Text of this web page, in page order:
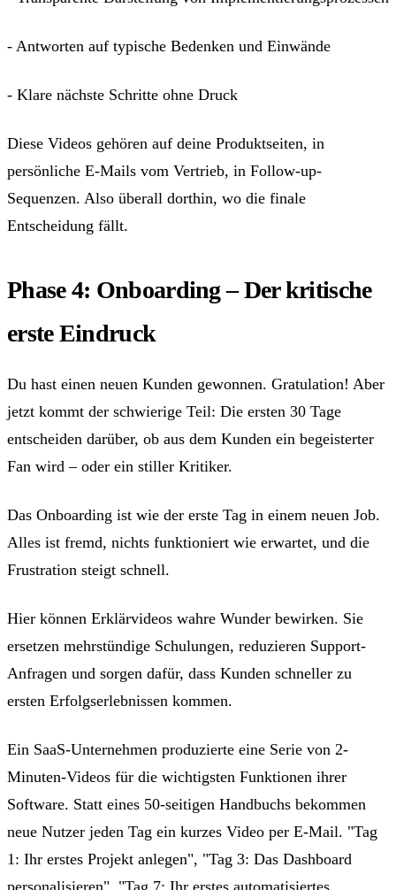
- Antworten auf typische Bedenken und Einwände
- Klare nächste Schritte ohne Druck
Diese Videos gehören auf deine Produktseiten, in
persönliche E-Mails vom Vertrieb, in Follow-up-
Sequenzen. Also überall dorthin, wo die finale
Entscheidung fällt.
Phase 4: Onboarding – Der kritische
erste Eindruck
Du hast einen neuen Kunden gewonnen. Gratulation! Aber
jetzt kommt der schwierige Teil: Die ersten 30 Tage
entscheiden darüber, ob aus dem Kunden ein begeisterter
Fan wird – oder ein stiller Kritiker.
Das Onboarding ist wie der erste Tag in einem neuen Job.
Alles ist fremd, nichts funktioniert wie erwartet, und die
Frustration steigt schnell.
Hier können Erklärvideos wahre Wunder bewirken. Sie
ersetzen mehrstündige Schulungen, reduzieren Support-
Anfragen und sorgen dafür, dass Kunden schneller zu
ersten Erfolgserlebnissen kommen.
Ein SaaS-Unternehmen produzierte eine Serie von 2-
Minuten-Videos für die wichtigsten Funktionen ihrer
Software. Statt eines 50-seitigen Handbuchs bekommen
neue Nutzer jeden Tag ein kurzes Video per E-Mail. "Tag
1: Ihr erstes Projekt anlegen", "Tag 3: Das Dashboard
personalisieren", "Tag 7: Ihr erstes automatisiertes